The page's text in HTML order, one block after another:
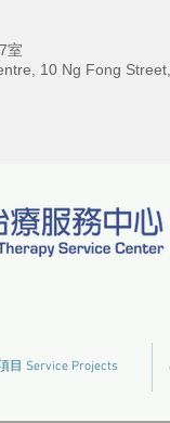
室
10 Ng Fong
目 Service Projects